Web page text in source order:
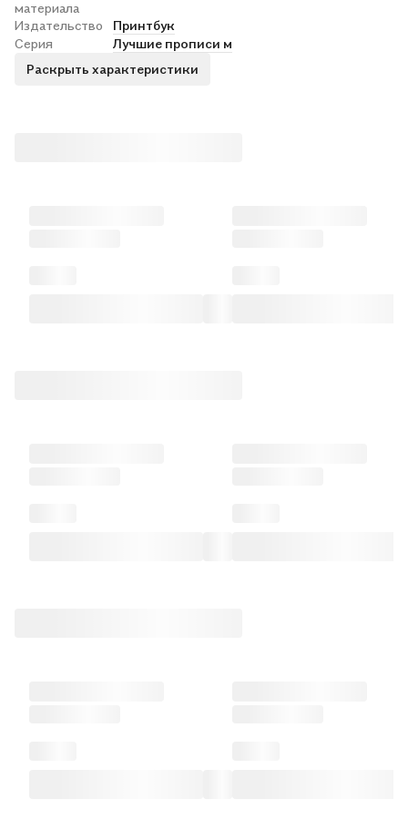
материала
Издательство
Принтбук
Серия
Лучшие прописи м
Раскрыть характеристики